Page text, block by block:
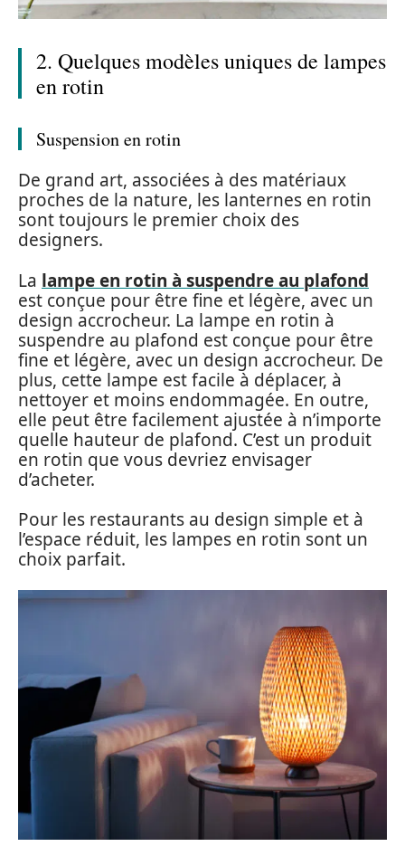
2. Quelques modèles uniques de lampes
en rotin
Suspension en rotin
De grand art, associées à des matériaux
proches de la nature, les lanternes en rotin
sont toujours le premier choix des
designers.
La lampe en rotin à suspendre au plafond
est conçue pour être fine et légère, avec un
design accrocheur. La lampe en rotin à
suspendre au plafond est conçue pour être
fine et légère, avec un design accrocheur. De
plus, cette lampe est facile à déplacer, à
nettoyer et moins endommagée. En outre,
elle peut être facilement ajustée à n’importe
quelle hauteur de plafond. C’est un produit
en rotin que vous devriez envisager
d’acheter.
Pour les restaurants au design simple et à
l’espace réduit, les lampes en rotin sont un
choix parfait.